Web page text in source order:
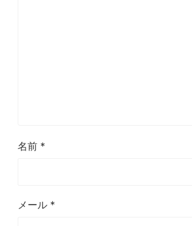
名前 *
メール *